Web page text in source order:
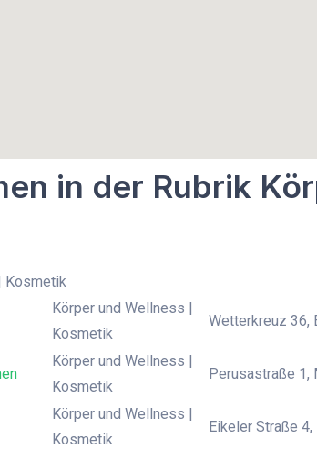
in der Rubrik
Kosmetik
Körper und Wellness |
Kosmetik
Wetterkreuz 36,
Körper und Wellness |
Kosmetik
Perusastraße 1,
Körper und Wellness |
Kosmetik
Eikeler Straße